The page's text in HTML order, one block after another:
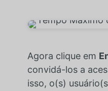
Agora clique em
convidá-los a
isso, o(s)